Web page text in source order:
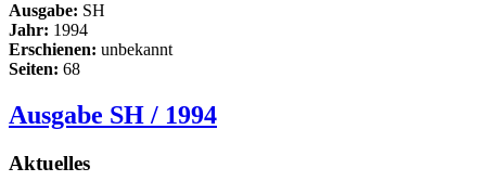
Ausgabe: SH
Jahr: 1994
Erschienen: unbekannt
Seiten: 68
Ausgabe SH / 1994
Aktuelles